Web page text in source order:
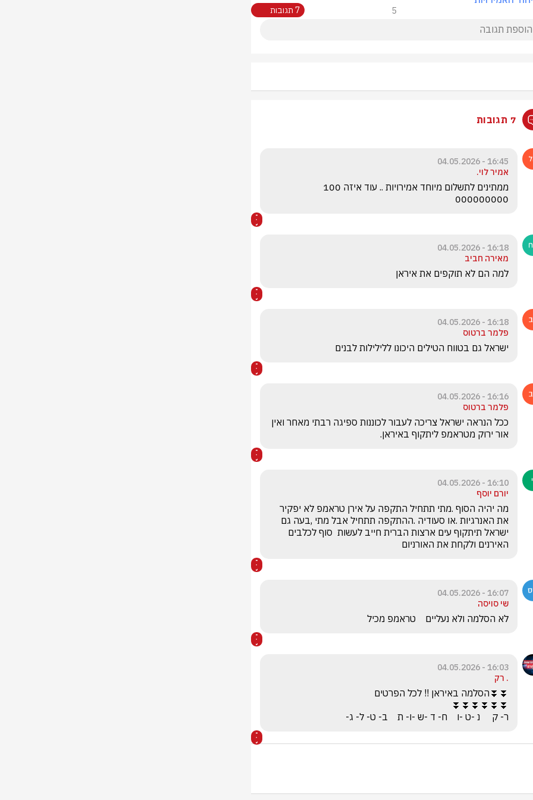
5 7 תגובות
7 תגובות
16:45 - 04.05.2026
אמיר לוי.
000000000
16:18 - 04.05.2026
מאירה חביב
למה הם לא תוקפים את איראן
16:18 - 04.05.2026
פלמר ברטוס
ישראל גם בטווח הטילים היכונו ללילילות לבנים
16:16 - 04.05.2026
פלמר ברטוס
אור ירוק מטראמפ ליתקוף באיראן.
16:10 - 04.05.2026
יורם יוסף
האירנים ולקחת את האורניום
16:07 - 04.05.2026
שי סויסה
לא הסלמה ולא נעליים    טראמפ מכיל
16:03 - 04.05.2026
. רק
ר- ק     נ -ט -ו    ח- ד -ש -ו- ת    ב- ט- ל- ג-